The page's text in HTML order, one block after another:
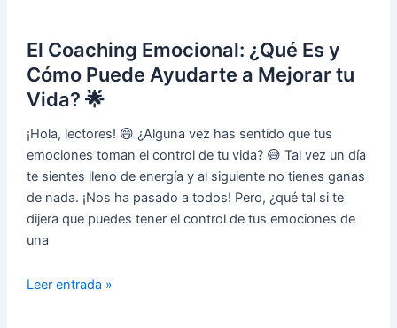
para
una
Vida
Más
Feliz
🌟
😊
El Coaching Emocional: ¿Qué Es y
Cómo Puede Ayudarte a Mejorar tu
Vida? 🌟
¡Hola, lectores! 😄 ¿Alguna vez has sentido que tus
emociones toman el control de tu vida? 😅 Tal vez un día
te sientes lleno de energía y al siguiente no tienes ganas
de nada. ¡Nos ha pasado a todos! Pero, ¿qué tal si te
dijera que puedes tener el control de tus emociones de
una
El
Leer entrada »